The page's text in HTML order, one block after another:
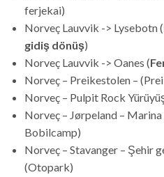
ferjekai)
Norveç Lauvvik -> Lysebotn (
gidiş dönüş)
Norveç Lauvvik -> Oanes (
Norveç – Preikestolen –
Norveç – Pulpit Rock
Norveç – Jørpeland –
Bobilcamp)
Norveç – Stavanger – Şehir
(Otopark)